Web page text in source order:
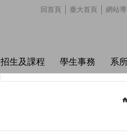
回首頁 臺大首頁 網站
招生及課程 學生事務 系